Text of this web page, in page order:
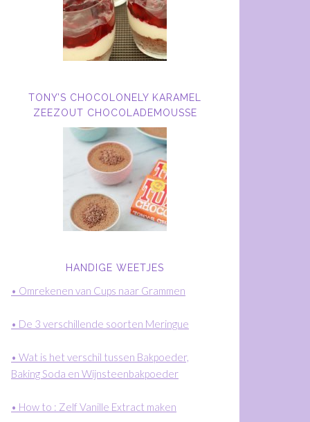
TONY’S CHOCOLONELY KARAMEL
ZEEZOUT CHOCOLADEMOUSSE
HANDIGE WEETJES
• Omrekenen van Cups naar Grammen
• De 3 verschillende soorten Meringue
• Wat is het verschil tussen Bakpoeder,
Baking Soda en Wijnsteenbakpoeder
• How to : Zelf Vanille Extract maken